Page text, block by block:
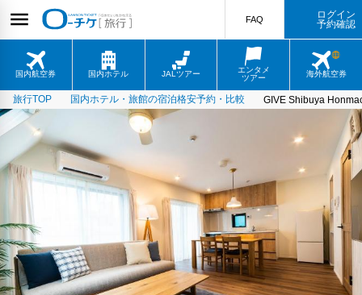
国内航空券 国内ホテル JALツアー
エンタメ
ツアー
海外航空券
FAQ
ログイン
予約確認
旅行TOP 国内ホテル・旅館の宿泊格安予約・比較 GIVE Shibuya